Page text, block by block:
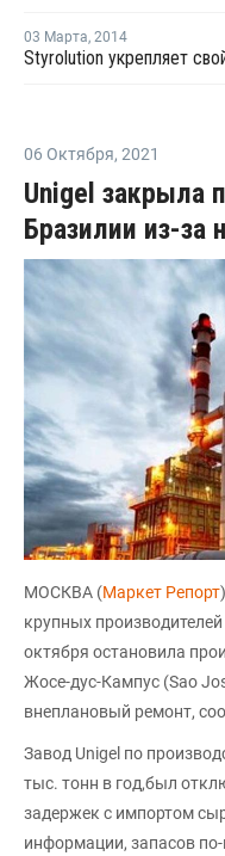
03 Марта, 2014
06 Октября, 2021
Unigel закрыла
Бразилии из-за
МОСКВА (Маркет Репорт
крупных
октября остановила
Жосе-дус-Кампус (Sao
внеплановый ремонт,
Завод Unigel по
тыс. тонн в год,был
задержек с импортом
информации, запасов